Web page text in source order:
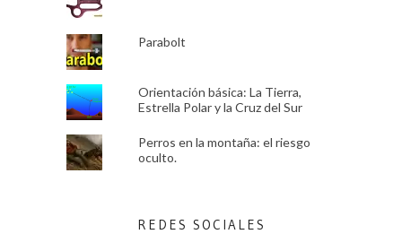
Parabolt
Orientación básica: La Tierra,
Estrella Polar y la Cruz del Sur
Perros en la montaña: el riesgo
oculto.
REDES SOCIALES